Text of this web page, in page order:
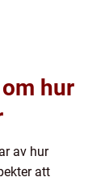
hur
av hur
att